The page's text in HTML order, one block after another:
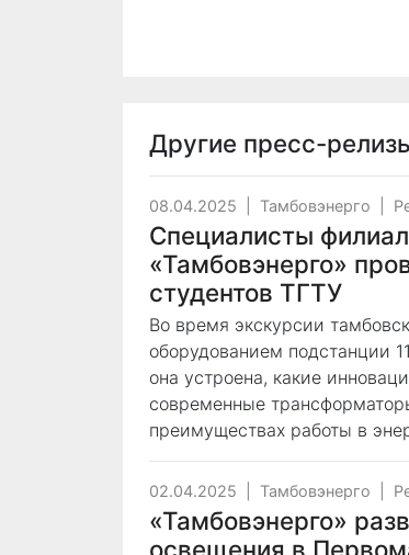
Другие пресс-
08.04.2025 Тамбовэнерго
Специалисты
«Тамбовэнерго»
студентов ТГТУ
Во время экскурсии
оборудованием подстанции
она устроена, какие
современные
преимуществах работы в
02.04.2025 Тамбовэнерго
«Тамбовэнерго»
освещения в